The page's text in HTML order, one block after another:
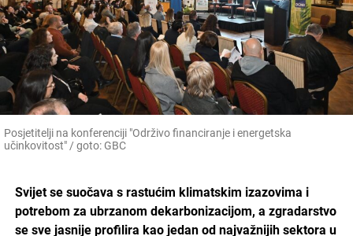
Posjetitelji na konferenciji "Održivo financiranje i energetska
učinkovitost" / goto: GBC
Svijet se suočava s rastućim klimatskim izazovima i
potrebom za ubrzanom dekarbonizacijom, a zgradarstvo
se sve jasnije profilira kao jedan od najvažnijih sektora u